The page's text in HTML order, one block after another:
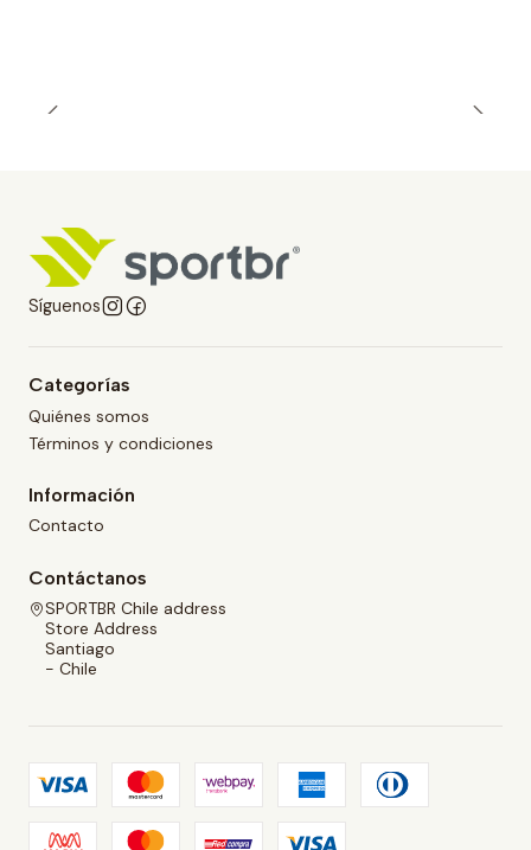
Síguenos
Categorías
Quiénes somos
Términos y condiciones
Información
Contacto
Contáctanos
SPORTBR Chile address
Store Address
Santiago
- Chile